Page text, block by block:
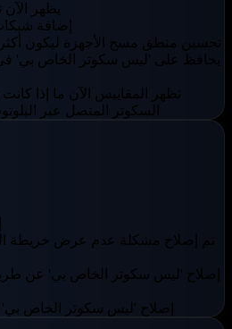
- يظهر
- إضافة
- تحسين منطق مسح الأجهزة ليكون
السكوتر المتصل عبر
- إصلاح 'ليس سكوتر الخاص